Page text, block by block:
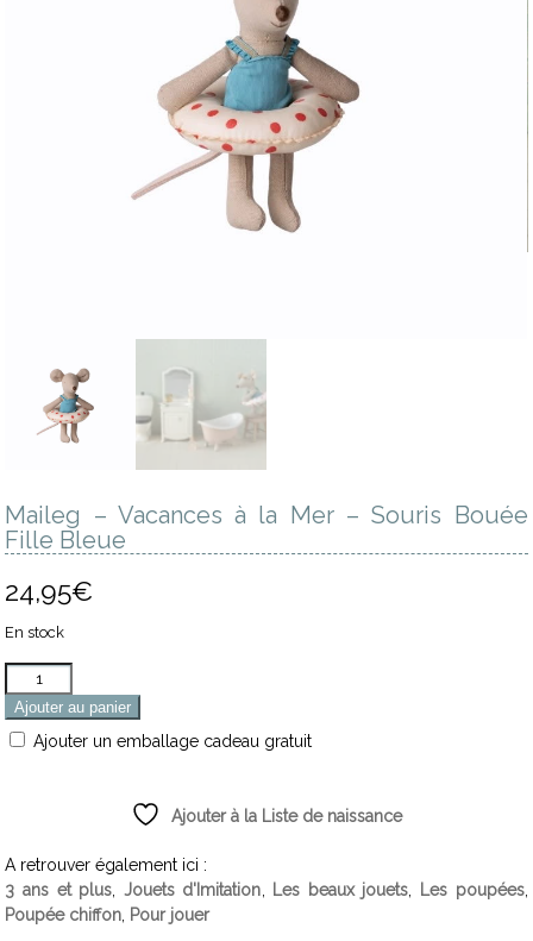
Maileg – Vacances à la Mer – Souris Bouée
Fille Bleue
24,95€
En stock
Quantité
Ajouter au panier
Ajouter un emballage cadeau gratuit
Ajouter à la Liste de naissance
A retrouver également ici :
3 ans et plus
Jouets d'Imitation Les beaux jouets Les poupées,
Poupée chiffon Pour jouer